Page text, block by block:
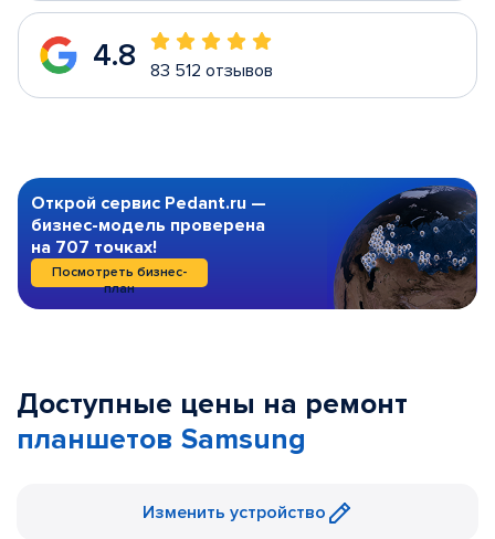
4.8 83 512 отзывов
Открой сервис Pedant.ru —
бизнес-модель проверена
на 707 точках!
Посмотреть бизнес-
план
Доступные цены на ремонт
планшетов Samsung
Изменить устройство